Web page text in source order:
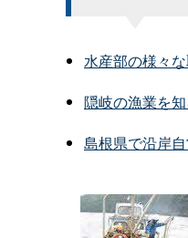
水産部の様々
隠岐の漁業を
島根県で沿岸